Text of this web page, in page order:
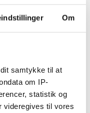
Om
samtykke til at
om IP-
statistik og
videregives til vores